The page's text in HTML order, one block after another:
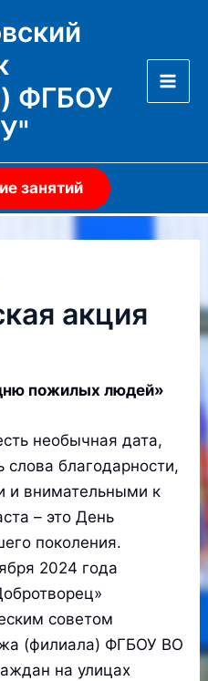
ФГБОУ
занятий
акция
пожилых людей»
необычная дата,
слова благодарности,
и внимательными к
– это День
поколения.
2024 года
советом
(филиала) ФГБОУ ВО
на улицах